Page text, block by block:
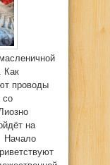
Как
проводы
со
на
Начало